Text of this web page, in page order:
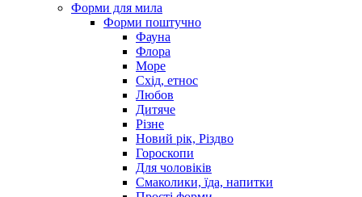
Форми для мила
Форми поштучно
Фауна
Флора
Море
Схід, етнос
Любов
Дитяче
Різне
Новий рік, Різдво
Гороскопи
Для чоловіків
Смаколики, їда, напитки